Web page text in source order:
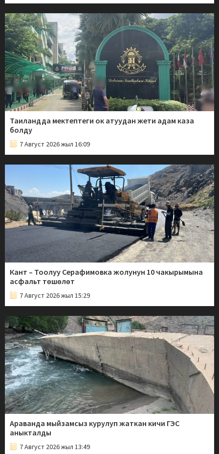
Таиландда мектептеги ок атуудан жети адам каза
болду
7 Август 2026 жыл 16:09
Кант – Тоолуу Серафимовка жолунун 10 чакырымына
асфальт төшөлөт
7 Август 2026 жыл 15:29
Араванда мыйзамсыз курулуп жаткан кичи ГЭС
аныкталды
7 Август 2026 жыл 13:49